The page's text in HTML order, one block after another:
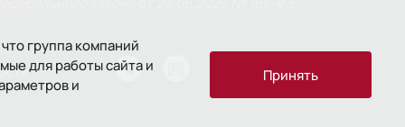
группа компаний
для работы сайта и
и
Принять